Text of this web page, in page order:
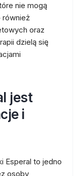
nie mogą
również
oraz
dzielą się
jest
i
Esperal to jedno
osoby